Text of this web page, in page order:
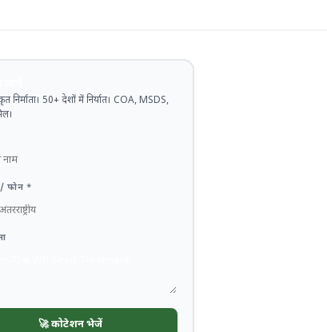
निर्माता। 50+ देशों में निर्यात। COA, MSDS,
/ फोन *
🚀 कोटेशन भेजें